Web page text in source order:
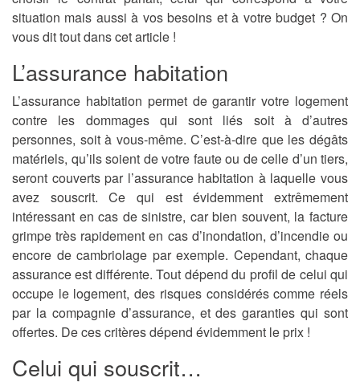
situation mais aussi à vos besoins et à votre budget ? On
vous dit tout dans cet article !
L’assurance habitation
L’assurance habitation permet de garantir votre logement
contre les dommages qui sont liés soit à d’autres
personnes, soit à vous-même. C’est-à-dire que les dégâts
matériels, qu’ils soient de votre faute ou de celle d’un tiers,
seront couverts par l’assurance habitation à laquelle vous
avez souscrit. Ce qui est évidemment extrêmement
intéressant en cas de sinistre, car bien souvent, la facture
grimpe très rapidement en cas d’inondation, d’incendie ou
encore de cambriolage par exemple. Cependant, chaque
assurance est différente. Tout dépend du profil de celui qui
occupe le logement, des risques considérés comme réels
par la compagnie d’assurance, et des garanties qui sont
offertes. De ces critères dépend évidemment le prix !
Celui qui souscrit…